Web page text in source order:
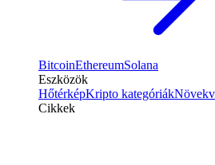
BitcoinEthereumSolana
Eszközök
HőtérképKripto kategóriák
Cikkek